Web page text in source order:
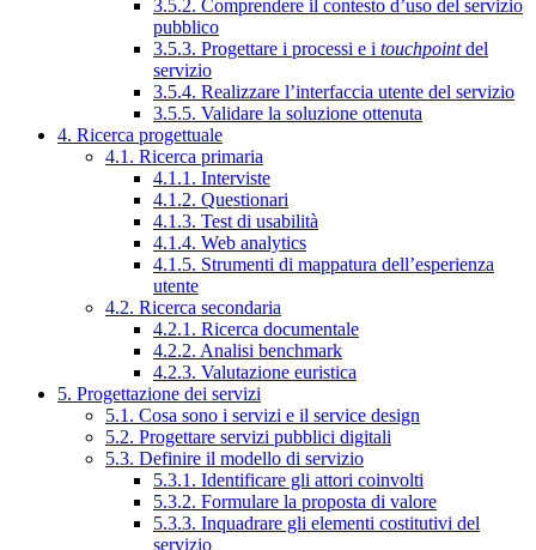
3.5.2. Comprendere il contesto d’uso del servizio
pubblico
3.5.3. Progettare i processi e i touchpointdel
servizio
3.5.4. Realizzare l’interfaccia utente del servizio
3.5.5. Validare la soluzione ottenuta
4. Ricerca progettuale
4.1. Ricerca primaria
4.1.1. Interviste
4.1.2. Questionari
4.1.3. Test di usabilità
4.1.4. Web analytics
4.1.5. Strumenti di mappatura dell’esperienza
utente
4.2. Ricerca secondaria
4.2.1. Ricerca documentale
4.2.2. Analisi benchmark
4.2.3. Valutazione euristica
5. Progettazione dei servizi
5.1. Cosa sono i servizi e il service design
5.2. Progettare servizi pubblici digitali
5.3. Definire il modello di servizio
5.3.1. Identificare gli attori coinvolti
5.3.2. Formulare la proposta di valore
5.3.3. Inquadrare gli elementi costitutivi del
servizio